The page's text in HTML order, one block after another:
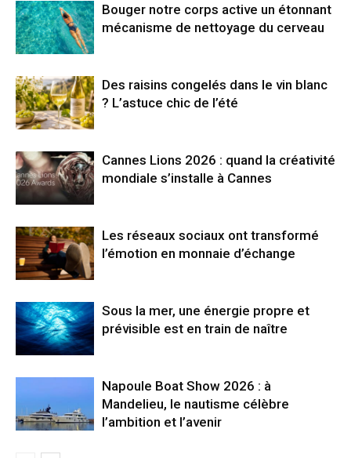
Bouger notre corps active un étonnant
mécanisme de nettoyage du cerveau
Des raisins congelés dans le vin blanc
? L’astuce chic de l’été
Cannes Lions 2026 : quand la créativité
mondiale s’installe à Cannes
Les réseaux sociaux ont transformé
l’émotion en monnaie d’échange
Sous la mer, une énergie propre et
prévisible est en train de naître
Napoule Boat Show 2026 : à
Mandelieu, le nautisme célèbre
l’ambition et l’avenir